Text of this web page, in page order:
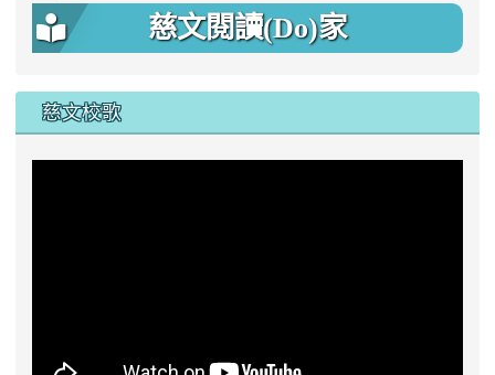
慈文閱讀(Do)家
慈文校歌